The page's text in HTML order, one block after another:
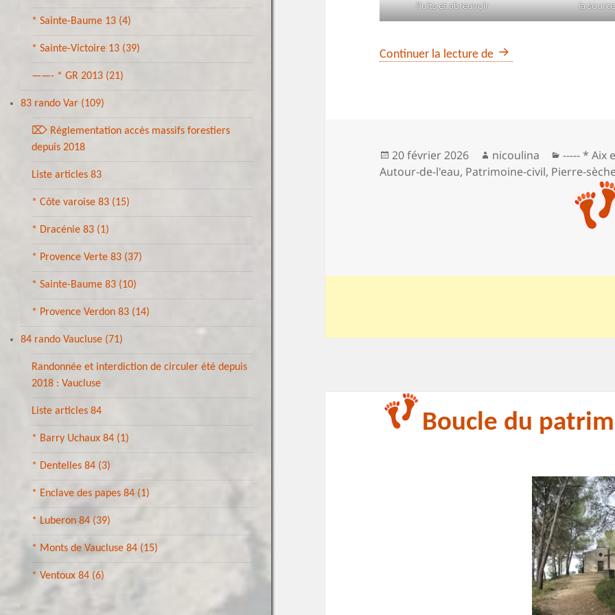
* Sainte-Baume 13 (4)
* Sainte-Victoire 13 (39)
——- * GR 2013 (21)
83 rando Var (109)
⌦ Réglementation accès massifs forestiers
depuis 2018
Liste articles 83
* Côte varoise 83 (15)
* Dracénie 83 (1)
* Provence Verte 83 (37)
* Sainte-Baume 83 (10)
* Provence Verdon 83 (14)
84 rando Vaucluse (71)
Randonnée et interdiction de circuler été depuis
2018 : Vaucluse
Liste articles 84
* Barry Uchaux 84 (1)
* Dentelles 84 (3)
* Enclave des papes 84 (1)
* Luberon 84 (39)
* Monts de Vaucluse 84 (15)
* Ventoux 84 (6)
Puits et abreuvoir la source
Continuer la lecture de Que d’eau à la source
Publié
le
20 février 2026 Auteur
nicoulina ----- * Aix
Autour-de-l'eau, Patrimoine‑civil, Pierre-
Boucle du